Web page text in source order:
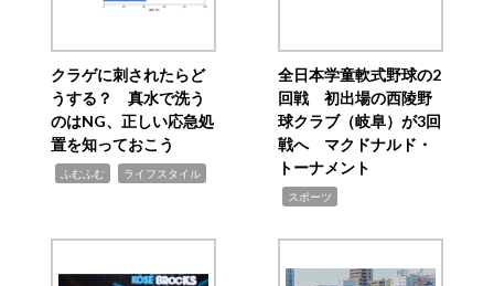
クラゲに刺されたらど
うする？ 真水で洗う
のはNG、正しい応急処
置を知っておこう
ふむふむ ライフスタイル
全日本学童軟式野球の2
回戦 初出場の西陵野
球クラブ（岐阜）が3回
戦へ マクドナルド・
トーナメント
スポーツ